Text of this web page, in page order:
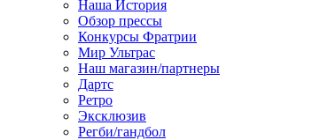
Наша История
Обзор прессы
Конкурсы Фратрии
Мир Ультрас
Наш магазин/партнеры
Дартс
Ретро
Эксклюзив
Регби/гандбол